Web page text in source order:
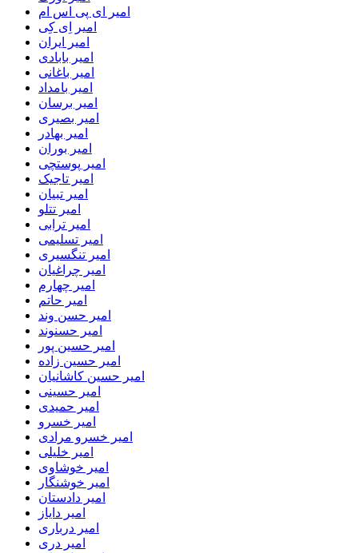
امیر ای پی اس ام
امیر اِی کِی
امیر ایران
امیر بابادی
امیر باغانی
امیر بامداد
امیر برسان
امیر بصیری
امیر بهادر
امیر بوران
امیر پوستچی
امیر تاجیک
امیر تبیان
امیر تتلو
امیر ترابی
امیر تسلیمی
امیر تنگسیری
امیر چراغیان
امیر چهارم
امیر حاتم
امیر حسن وند
امیر حسنوند
امیر حسین پور
امیر حسین زاده
امیر حسین کاشانیان
امیر حسینی
امیر حمیدی
امیر خسرو
امیر خسرو مرادی
امیر خلیلی
امیر خوشاوی
امیر خوشنگار
امیر دادستان
امیر دایاز
امیر درباری
امیر دری